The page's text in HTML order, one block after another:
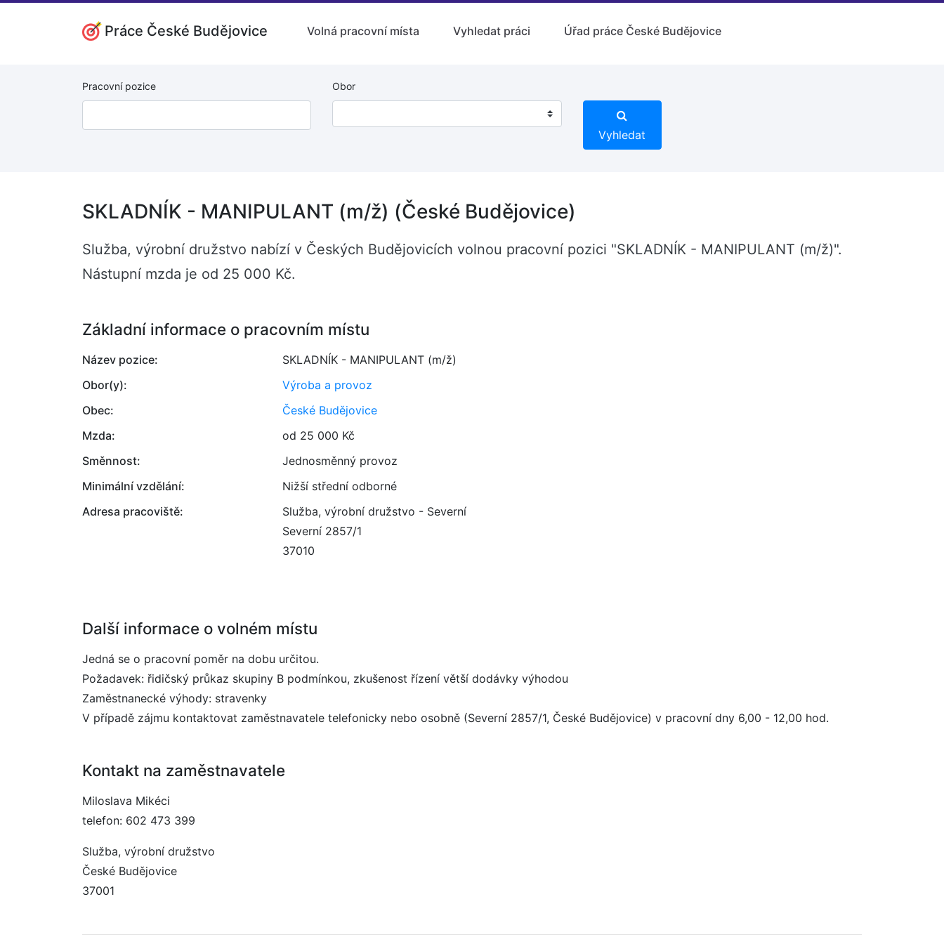
Práce České Budějovice Volná pracovní místa Vyhledat práci Úřad práce České Budějovice
Pracovní pozice Obor
Vyhledat
SKLADNÍK - MANIPULANT (m/ž) (České Budějovice)
Služba, výrobní družstvo nabízí v Českých Budějovicích volnou pracovní pozici "SKLADNÍK - MANIPULANT (m/ž)".
Nástupní mzda je od 25 000 Kč.
Základní informace o pracovním místu
Název pozice:
SKLADNÍK - MANIPULANT (m/ž)
Obor(y):
Výroba a provoz
Obec:
České Budějovice
Mzda:
od 25 000 Kč
Směnnost:
Jednosměnný provoz
Minimální vzdělání:
Nižší střední odborné
Adresa pracoviště:
Služba, výrobní družstvo - Severní
Severní 2857/1
37010
Další informace o volném místu
Jedná se o pracovní poměr na dobu určitou.
Požadavek: řidičský průkaz skupiny B podmínkou, zkušenost řízení větší dodávky výhodou
Zaměstnanecké výhody: stravenky
V případě zájmu kontaktovat zaměstnavatele telefonicky nebo osobně (Severní 2857/1, České Budějovice) v pracovní dny 6,00 - 12,00 hod.
Kontakt na zaměstnavatele
Miloslava Mikéci
telefon: 602 473 399
Služba, výrobní družstvo
České Budějovice
37001